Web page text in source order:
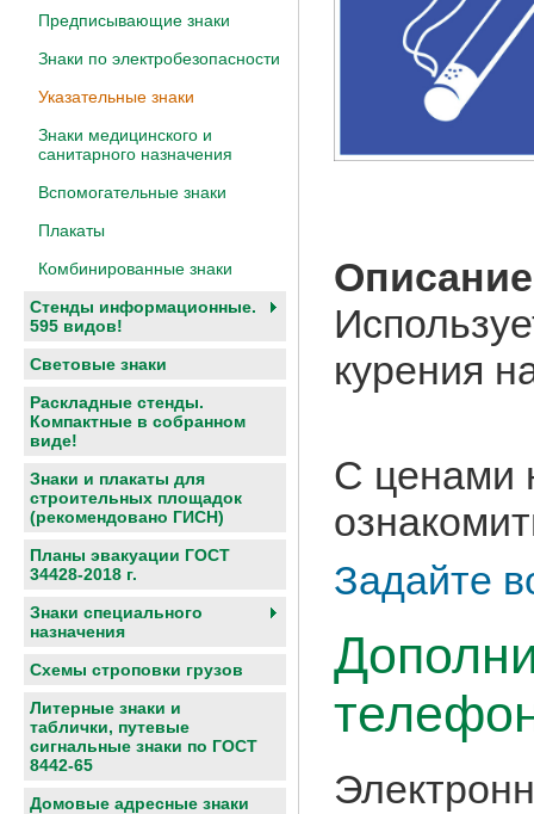
Предписывающие знаки
Знаки по электробезопасности
Указательные знаки
Знаки медицинского и
санитарного назначения
Вспомогательные знаки
Плакаты
Комбинированные знаки
Стенды информационные.
595 видов!
Световые знаки
Раскладные стенды.
Компактные в собранном
виде!
Знаки и плакаты для
строительных площадок
(рекомендовано ГИСН)
Планы эвакуации ГОСТ
34428-2018 г.
Знаки специального
назначения
Схемы строповки грузов
Литерные знаки и
таблички, путевые
сигнальные знаки по ГОСТ
8442-65
Домовые адресные знаки
курения
С ценами
Задайте